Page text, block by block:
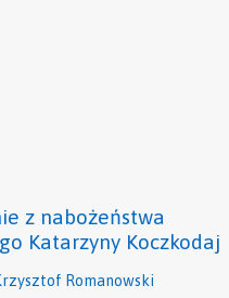
z nabożeństwa
Katarzyny Koczkodaj
Romanowski